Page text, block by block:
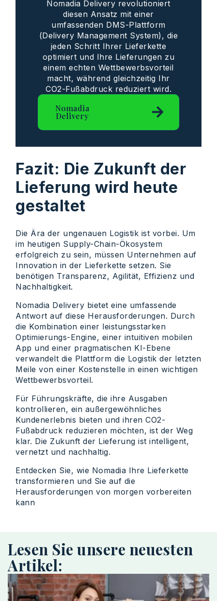
Nomadia Delivery revolutioniert
diesen Ansatz mit einer
umfassenden DMS-Plattform
(Delivery Management System), die
jeden Schritt Ihrer Lieferkette
optimiert und Ihre Lieferungen zu
einem echten Wettbewerbsvorteil
macht, während gleichzeitig Ihr
CO2-Fußabdruck reduziert wird.
Nomadia
Delivery
Fazit: Die Zukunft der
Lieferung wird heute
gestaltet
Die Ära der ungenauen Logistik ist vorbei. Um
im heutigen Supply-Chain-Ökosystem
erfolgreich zu sein, müssen Unternehmen auf
Innovation in der Lieferkette setzen. Sie
benötigen Transparenz, Agilität, Effizienz und
Nachhaltigkeit.
Nomadia Delivery bietet eine umfassende
Antwort auf diese Herausforderungen. Durch
die Kombination einer leistungsstarken
Optimierungs-Engine, einer intuitiven mobilen
App und einer pragmatischen KI-Ebene
verwandelt die Plattform die Logistik der letzten
Meile von einer Kostenstelle in einen wichtigen
Wettbewerbsvorteil.
Für Führungskräfte, die ihre Ausgaben
kontrollieren, ein außergewöhnliches
Kundenerlebnis bieten und ihren CO2-
Fußabdruck reduzieren möchten, ist der Weg
klar. Die Zukunft der Lieferung ist intelligent,
vernetzt und nachhaltig.
Entdecken Sie, wie Nomadia Ihre Lieferkette
transformieren und Sie auf die
Herausforderungen von morgen vorbereiten
kann
Lesen Sie unsere neuesten
Artikel: